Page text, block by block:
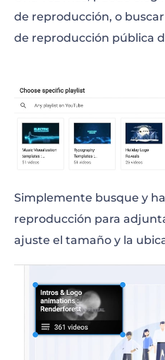
de reproducción, o
de reproducción pública
Simplemente busque y
reproducción para
ajuste el tamaño y la